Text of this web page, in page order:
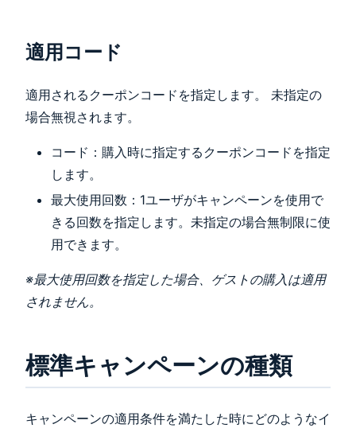
適用コード
適用されるクーポンコードを指定します。 未指定の
場合無視されます。
コード：購入時に指定するクーポンコードを指定
します。
最大使用回数：1ユーザがキャンペーンを使用で
きる回数を指定します。未指定の場合無制限に使
用できます。
※最大使用回数を指定した場合、ゲストの購入は適用
されません。
標準キャンペーンの種類
キャンペーンの適用条件を満たした時にどのようなイ